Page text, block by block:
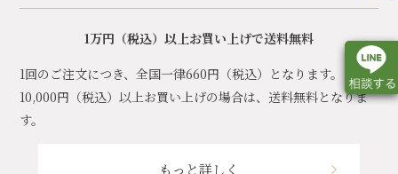
1万円（税込）以上お買い上げで送料無料
1回のご注文につき、全国一律660円（税込）となります。
10,000円（税込）以上お買い上げの場合は、送料無料となりま
す。
もっと詳しく